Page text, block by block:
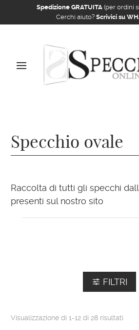
Spedizione GRATUITA(per ordini
Cerchi aiuto? Scrivici su
Specchio ovale
Raccolta di tutti gli specchi
presenti sul nostro sito
FILTRI
Visualizzazione di 1-12 di 28 risultati